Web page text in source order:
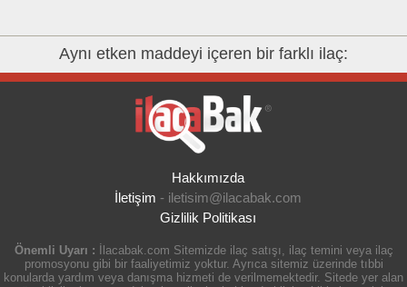
Aynı etken maddeyi içeren bir farklı ilaç:
Hakkımızda
İletişim - iletisim@ilacabak.com
Gizlilik Politikası
Önemli Uyarı :
İlacabak.com Sitemizde ilaç satışı, ilaç temini veya ilaç
promosyonu gibi bir faaliyetimiz yoktur. Ayrıca sitemiz üzerinde tıbbi
konularda yardım veya danışma hizmeti de verilmemektedir. Sitede yer alan